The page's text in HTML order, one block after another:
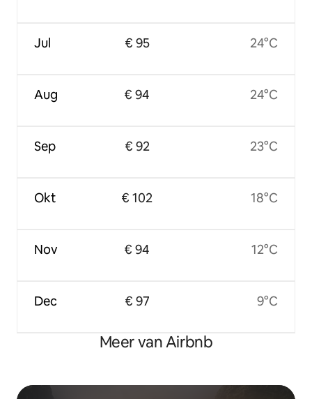
Jul
Aug
Sep
Okt
Nov
Dec
€ 95
€ 94
€ 92
€ 102
€ 94
€ 97
24°C
24°C
23°C
18°C
12°C
9°C
Meer van Airbnb